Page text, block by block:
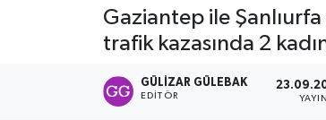
Gaziantep ile
trafik kazasında 2
GÜLIZAR GÜLEBAK
EDITÖR
Haber Arşivi